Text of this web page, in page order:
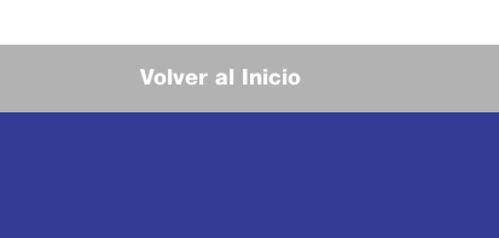
Volver al Inicio